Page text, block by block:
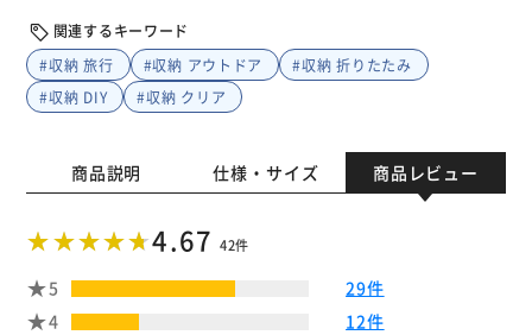
関連するキーワード
#収納 旅行
#収納 アウトドア
#収納 折りたたみ
#収納 DIY
#収納 クリア
商品説明 仕様・サイズ 商品レビュー
4.67 42件
5
29件
4
12件